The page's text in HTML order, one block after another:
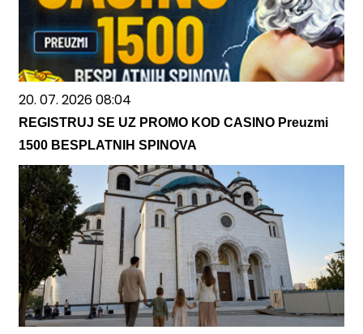
20. 07. 2026 08:04
REGISTRUJ SE UZ PROMO KOD CASINO Preuzmi
1500 BESPLATNIH SPINOVA